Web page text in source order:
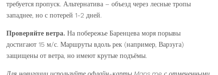
требуется пропуск. Альтернатива – объезд через лесные тропы
западнее, но с потерей 1-2 дней.
Проверяйте ветра. На побережье Баренцева моря порывы
достигают 15 м/с. Маршруты вдоль рек (например, Варзуга)
защищены от ветра, но имеют крутые подъёмы.